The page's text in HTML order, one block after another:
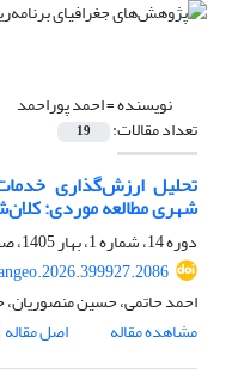
نویسنده =احمد پوراحمد
تعداد مقالات: 19
تحلیل ارزش‌گذاری
شهری مطالعه موردی:
دوره 14، شماره 1، بهار 1405، صفحه
احمد حاتمی، حسین منصوریان،
مشاهده مقاله
اصل مقاله